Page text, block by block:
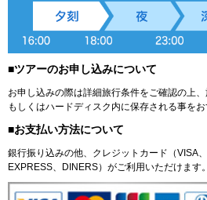
■ツアーのお申し込みについて
お申し込みの際は詳細旅行条件をご確認の上
もしくはハードディスク内に保存される事をお
■お支払い方法について
銀行振り込みの他、クレジットカード（VISA
EXPRESS、DINERS）がご利用いただけます。